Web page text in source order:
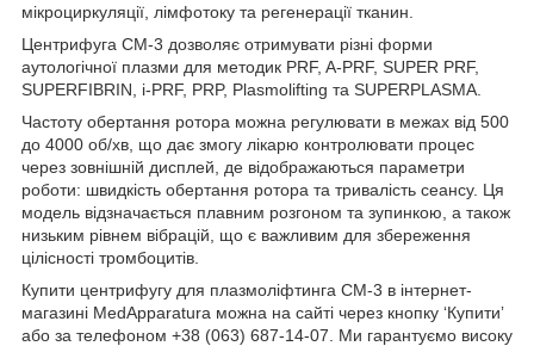
мікроциркуляції, лімфотоку та регенерації тканин.
Центрифуга CM-3 дозволяє отримувати різні форми
аутологічної плазми для методик PRF, A-PRF, SUPER PRF,
SUPERFIBRIN, i-PRF, PRP, Plasmolifting та SUPERPLASMA.
Частоту обертання ротора можна регулювати в межах від 500
до 4000 об/хв, що дає змогу лікарю контролювати процес
через зовнішній дисплей, де відображаються параметри
роботи: швидкість обертання ротора та тривалість сеансу. Ця
модель відзначається плавним розгоном та зупинкою, а також
низьким рівнем вібрацій, що є важливим для збереження
цілісності тромбоцитів.
Купити центрифугу для плазмоліфтинга CM-3 в інтернет-
магазині MedApparatura можна на сайті через кнопку ‘Купитиʼ
або за телефоном +38 (063) 687-14-07. Ми гарантуємо високу